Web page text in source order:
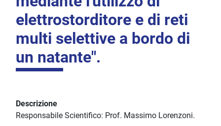
elettrostorditore e di reti
multi selettive a bordo di
un natante".
Descrizione
Responsabile Scientifico: Prof. Massimo Lorenzoni.